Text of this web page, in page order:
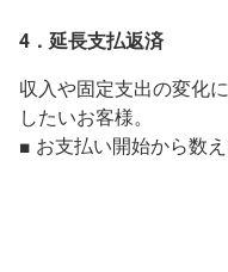
4．延長支払返済
収入や固定支出の変化
したいお客様。
■ お支払い開始から数